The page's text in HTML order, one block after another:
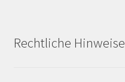
Rechtliche Hinweise